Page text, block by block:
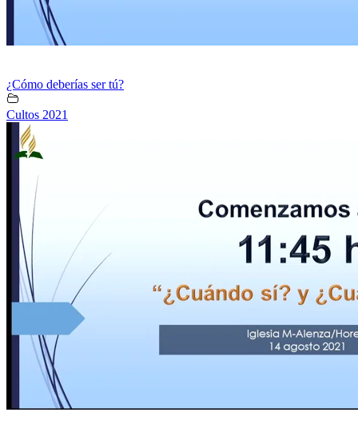
¿Cómo deberías ser tú?
Cultos 2021